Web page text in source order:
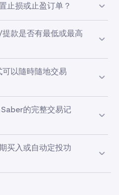
單後方的「提醒」小工具。
后，点击“创建新提醒”以打
設定觸發參數，並使用百分
進行調整。
式中設定 Saber 價格提醒，
Pro 應用程式內均已啟用
「市場」頁面上的鈴鐺圖示
止损或止盈订单？
时，您可以在订单表单中
Saber设置止损或获利订
」或「高級」模式。
款是否有最低或最高
类型。
以隨時隨地交易
务为您的Saber投资提供强
的完整交易记
你可以選擇匯出交易紀錄、帳
希望匯出的資料類型。
买入或自动定投功